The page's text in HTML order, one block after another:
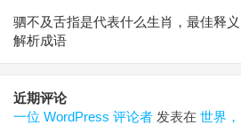
驷不及舌指是代表什么生肖，最佳释义
解析成语
近期评论
一位 WordPress 评论者 发表在 世界，